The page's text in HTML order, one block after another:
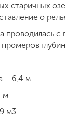
старичных
о
проводилась
– 6,4 м
м
м3